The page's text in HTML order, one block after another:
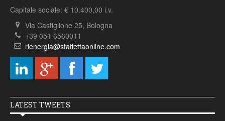
Capitale sociale: € 10.400,00 i.v.
Via Castiglione 25, Bologna
+39 051 6560011
rienergia@staffettaonline.com
LATEST TWEETS